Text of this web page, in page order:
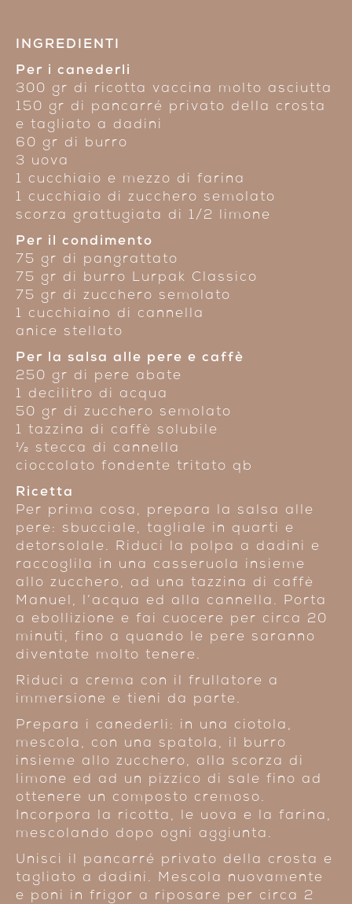
INGREDIENTI
Per i canederli
300 gr di ricotta vaccina molto asciutta
150 gr di pancarré privato della crosta
e tagliato a dadini
60 gr di burro
3 uova
1 cucchiaio e mezzo di farina
1 cucchiaio di zucchero semolato
scorza grattugiata di 1/2 limone
Per il condimento
75 gr di pangrattato
75 gr di burro Lurpak Classico
75 gr di zucchero semolato
1 cucchiaino di cannella
anice stellato
Per la salsa alle pere e caffè
250 gr di pere abate
1 decilitro di acqua
50 gr di zucchero semolato
1 tazzina di caffè solubile
1⁄2 stecca di cannella
cioccolato fondente tritato qb
Ricetta
Per prima cosa, prepara la salsa alle
pere: sbucciale, tagliale in quarti e
detorsolale. Riduci la polpa a dadini e
raccoglila in una casseruola insieme
allo zucchero, ad una tazzina di caffè
Manuel , l’acqua ed alla cannella. Porta
a ebollizione e fai cuocere per circa 20
minuti, fino a quando le pere saranno
diventate molto tenere.
Riduci a crema con il frullatore a
immersione e tieni da parte.
Prepara i canederli: in una ciotola,
mescola, con una spatola, il burro
insieme allo zucchero, alla scorza di
limone ed ad un pizzico di sale fino ad
ottenere un composto cremoso.
Incorpora la ricotta, le uova e la farina,
mescolando dopo ogni aggiunta.
Unisci il pancarré privato della crosta e
tagliato a dadini. Mescola nuovamente
e poni in frigor a riposare per circa 2